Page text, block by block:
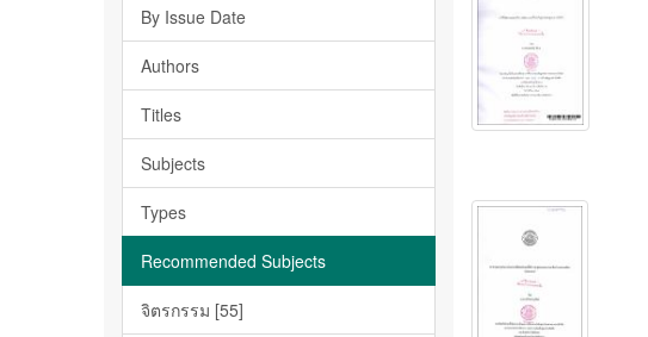
By Issue Date
Authors
Titles
Subjects
Types
Recommended Subjects
จิตรกรรม [55]